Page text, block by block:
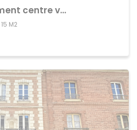
Achat Appartement centre ville
15 M2